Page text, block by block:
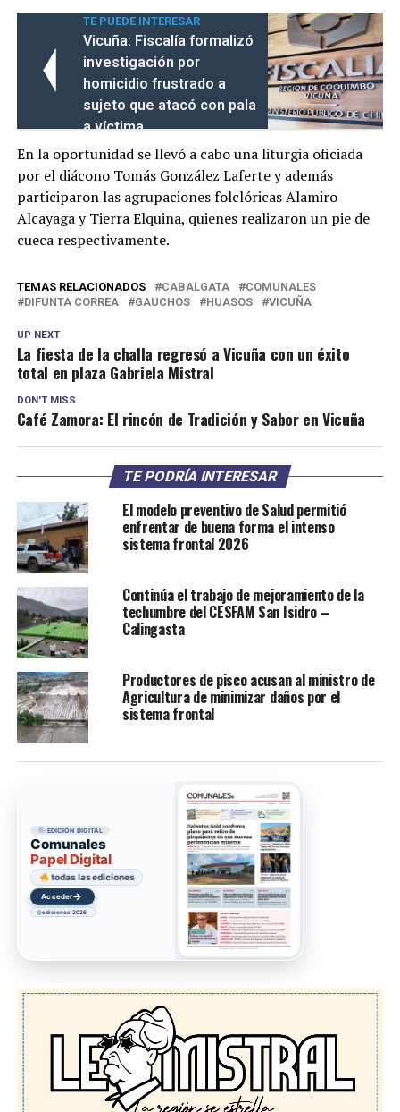
TE PUEDE INTERESAR
Vicuña: Fiscalía formalizó
investigación por
homicidio frustrado a
sujeto que atacó con pala
a víctima
En la oportunidad se llevó a cabo una liturgia oficiada
por el diácono Tomás González Laferte y además
participaron las agrupaciones folclóricas Alamiro
Alcayaga y Tierra Elquina, quienes realizaron un pie de
cueca respectivamente.
TEMAS RELACIONADOS CABALGATA
COMUNALES
DIFUNTA CORREA
GAUCHOS HUASOS VICUÑA
UP NEXT
La fiesta de la challa regresó a Vicuña con un éxito
total en plaza Gabriela Mistral
DON'T MISS
Café Zamora: El rincón de Tradición y Sabor en Vicuña
TE PODRÍA INTERESAR
El modelo preventivo de Salud permitió
enfrentar de buena forma el intenso
sistema frontal 2026
Continúa el trabajo de mejoramiento de la
techumbre del CESFAM San Isidro –
Calingasta
Productores de pisco acusan al ministro de
Agricultura de minimizar daños por el
sistema frontal
EDICIÓN DIGITAL
Comunales
Papel Digital
todas las ediciones
Acceder→
ediciones 2026